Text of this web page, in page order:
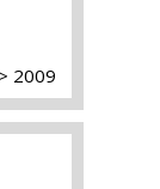
2009